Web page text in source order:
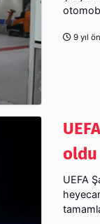
9 yıl
oldu
UEFA